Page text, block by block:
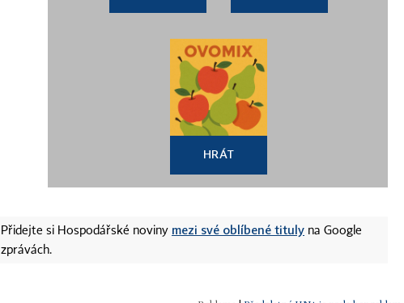
HRÁT
Přidejte si Hospodářské noviny mezi své oblíbené tituly na Google
zprávách.